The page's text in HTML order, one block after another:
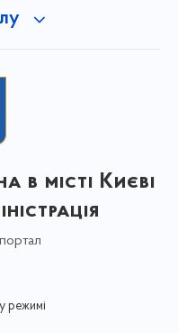
в місті Києві
режимі